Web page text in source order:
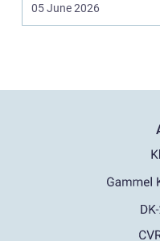
05 June 2026